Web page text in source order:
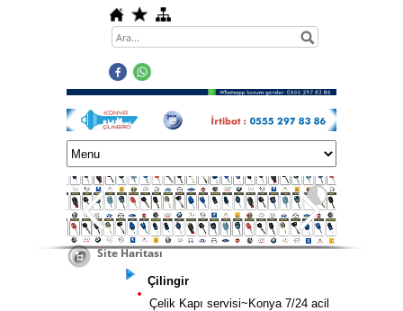
Site Haritası
Çilingir
Çelik Kapı servisi~Konya 7/24 acil